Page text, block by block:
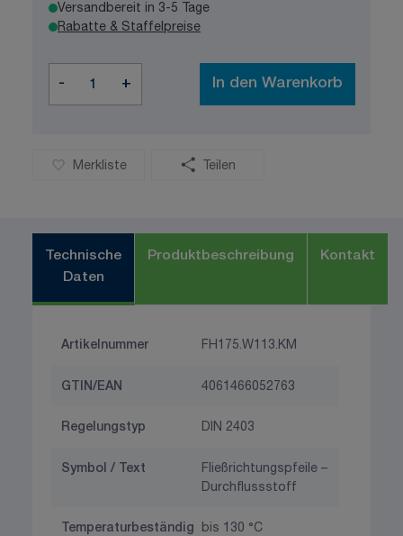
Versandbereit in 3-5 Tage
Rabatte & Staffelpreise
- + In den Warenkorb
Merkliste Teilen
Technische
Daten
Produktbeschreibung Kontakt
Artikelnummer FH175.W113.KM
GTIN/EAN 4061466052763
Regelungstyp DIN 2403
Symbol / Text
Fließrichtungspfeile –
Durchflussstoff
Temperaturbeständig bis 130 °C